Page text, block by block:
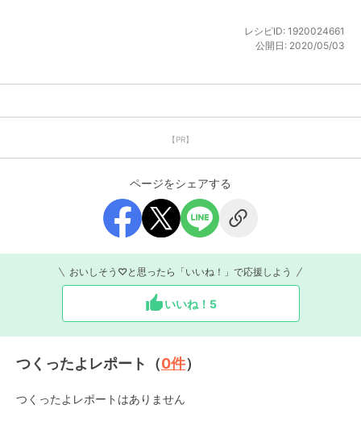
レシピID: 1920024661
公開日: 2020/05/03
【PR】
ページをシェアする
おいしそう♡と思ったら「いいね！」で応援しよう
いいね！ 5
つくったよレポート（0件）
つくったよレポートはありません